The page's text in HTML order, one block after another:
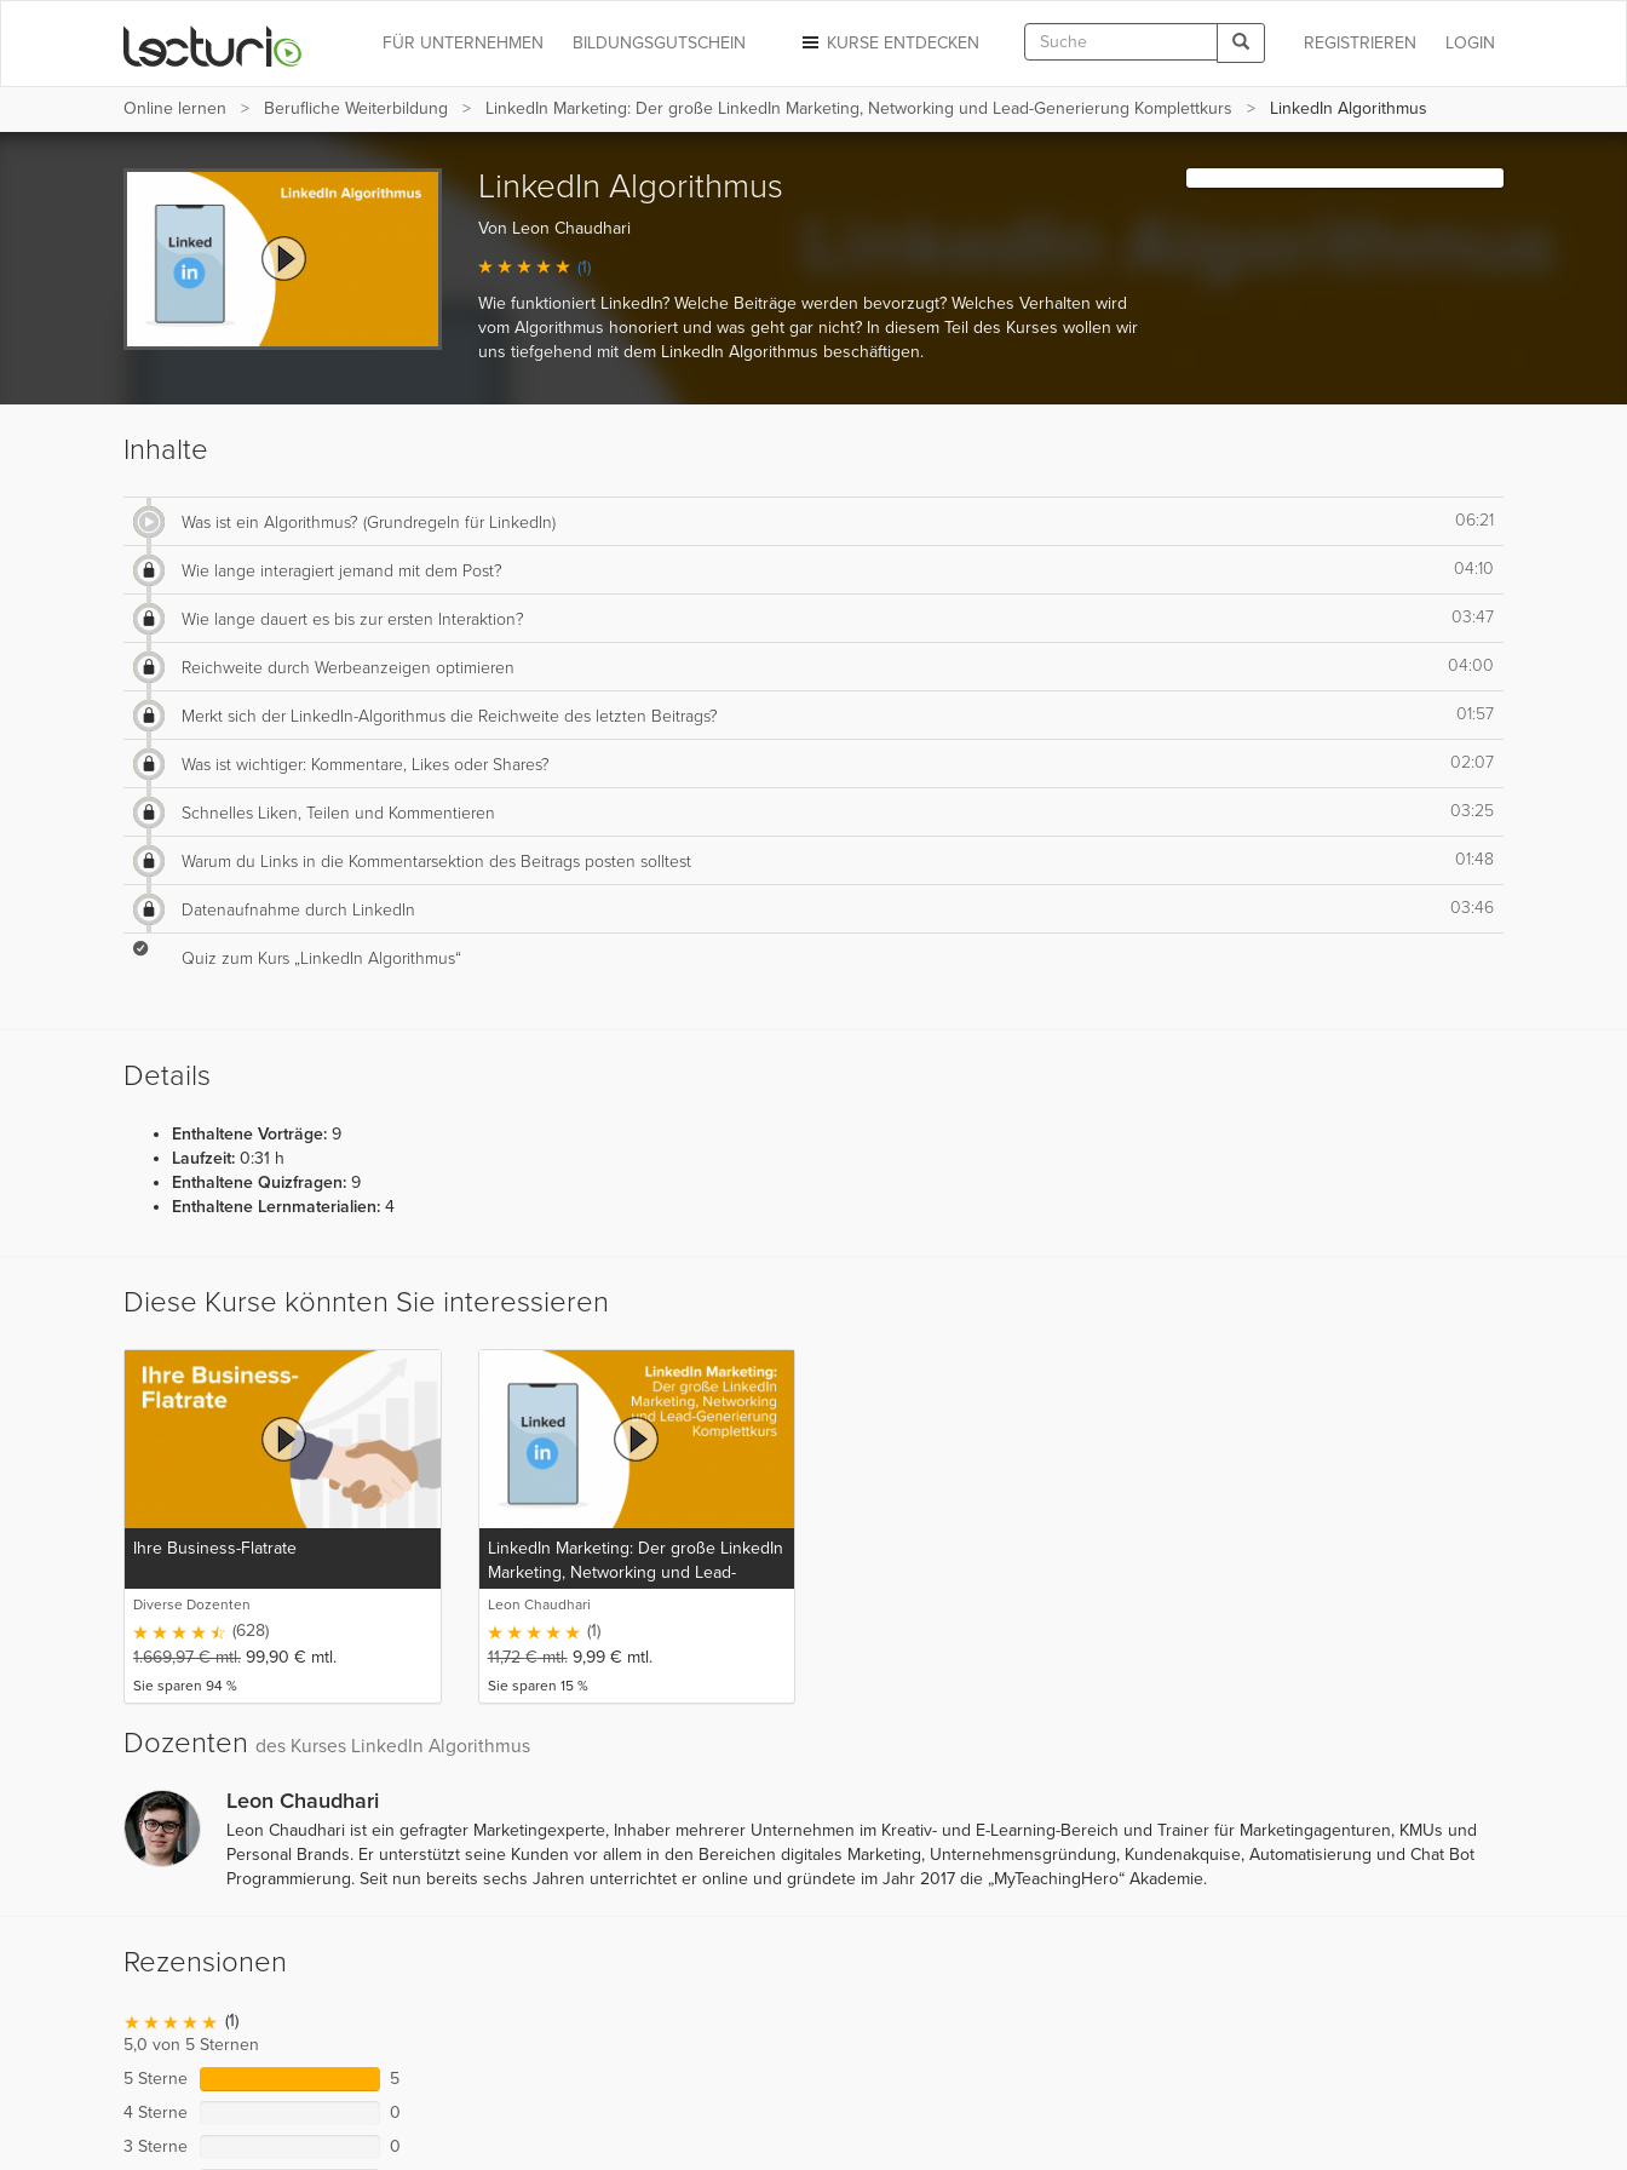
LOGIN
REGISTRIEREN
KURSE ENTDECKEN
FÜR UNTERNEHMEN BILDUNGSGUTSCHEIN
Online lernen Berufliche Weiterbildung LinkedIn Marketing: Der große LinkedIn Marketing, Networking und Lead-Generierung Komplettkurs LinkedIn Algorithmus
LinkedIn Algorithmus
Von Leon Chaudhari
(1)
Wie funktioniert LinkedIn? Welche Beiträge werden bevorzugt? Welches Verhalten wird
vom Algorithmus honoriert und was geht gar nicht? In diesem Teil des Kurses wollen wir
uns tiefgehend mit dem LinkedIn Algorithmus beschäftigen.
Inhalte
Was ist ein Algorithmus? (Grundregeln für LinkedIn) 06:21
Wie lange interagiert jemand mit dem Post? 04:10
Wie lange dauert es bis zur ersten Interaktion? 03:47
Reichweite durch Werbeanzeigen optimieren 04:00
Merkt sich der LinkedIn-Algorithmus die Reichweite des letzten Beitrags? 01:57
Was ist wichtiger: Kommentare, Likes oder Shares? 02:07
Schnelles Liken, Teilen und Kommentieren 03:25
Warum du Links in die Kommentarsektion des Beitrags posten solltest 01:48
Datenaufnahme durch LinkedIn 03:46
Quiz zum Kurs „LinkedIn Algorithmus“
Details
Enthaltene Vorträge: 9
Laufzeit: 0:31 h
Enthaltene Quizfragen: 9
Enthaltene Lernmaterialien: 4
Diese Kurse könnten Sie interessieren
Ihre Business-Flatrate
Diverse Dozenten
(628)
1.669,97€mtl. 99,90 € mtl.
Sie sparen 94 %
LinkedIn Marketing: Der große LinkedIn
Marketing, Networking und Lead-
Generierung Komplettkurs
Leon Chaudhari
(1)
11,72€mtl. 9,99 € mtl.
Sie sparen 15 %
Dozenten des Kurses LinkedIn Algorithmus
Leon Chaudhari
Leon Chaudhari ist ein gefragter Marketingexperte, Inhaber mehrerer Unternehmen im Kreativ- und E-Learning-Bereich und Trainer für Marketingagenturen, KMUs und
Personal Brands. Er unterstützt seine Kunden vor allem in den Bereichen digitales Marketing, Unternehmensgründung, Kundenakquise, Automatisierung und Chat Bot
Programmierung. Seit nun bereits sechs Jahren unterrichtet er online und gründete im Jahr 2017 die „MyTeachingHero“ Akademie.
Rezensionen
(1)
5,0 von 5 Sternen
5 Sterne
5
4 Sterne
0
3 Sterne
0